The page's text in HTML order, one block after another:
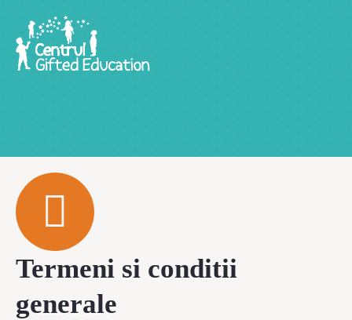
Termeni si conditii
generale